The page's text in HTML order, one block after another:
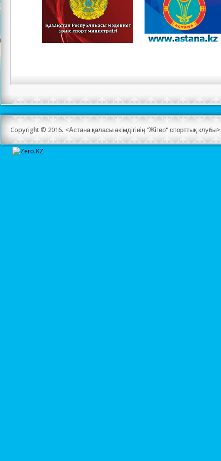
Copyright © 2016. <Астана қаласы әкімдігінің "Жігер" спорттық